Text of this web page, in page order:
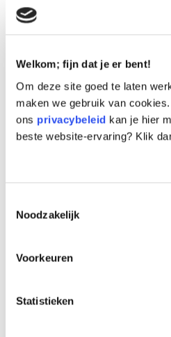
Welkom; fijn dat je er bent!
Om deze site goed te laten
maken we gebruik van
ons privacybeleid kan je hier
beste website-ervaring? Klik
Noodzakelijk
Voorkeuren
Statistieken
Al 878 mensen hebben
878